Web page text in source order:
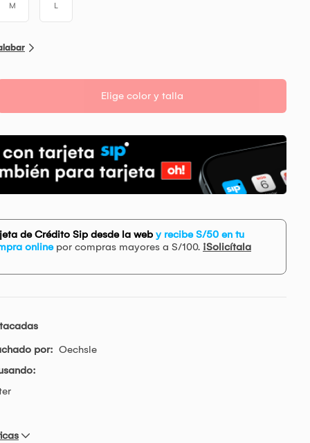
M L
Elige color y talla
de Crédito Sip desde la web y recibe S/50 en tu
onlinepor compras mayores a S/100. ¡Solicítala
por: Oechsle